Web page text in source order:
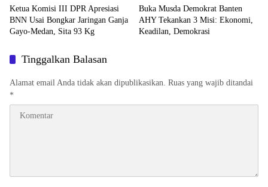
Ketua Komisi III DPR Apresiasi
BNN Usai Bongkar Jaringan Ganja
Gayo-Medan, Sita 93 Kg
Buka Musda Demokrat Banten
AHY Tekankan 3 Misi: Ekonomi,
Keadilan, Demokrasi
Tinggalkan Balasan
Alamat email Anda tidak akan dipublikasikan. Ruas yang wajib ditandai
*